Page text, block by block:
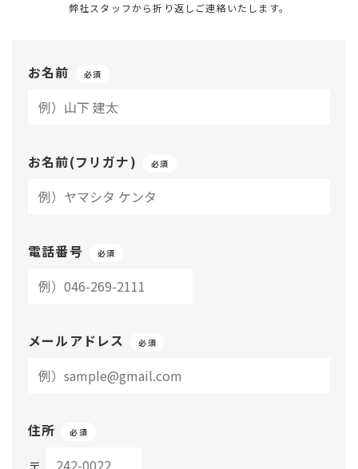
弊社スタッフから折り返しご連絡いたします。
お名前 必須
お名前(フリガナ) 必須
電話番号 必須
メールアドレス 必須
住所 必須